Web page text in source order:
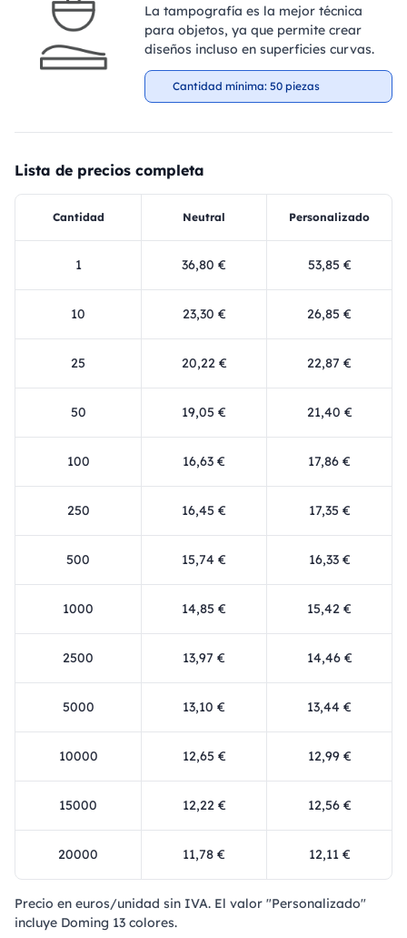
La tampografía es la mejor técnica
para objetos, ya que permite crear
diseños incluso en superficies curvas.
Cantidad mínima: 50 piezas
Lista de precios completa
Cantidad Neutral Personalizado
1 36,80 € 53,85 €
10 23,30 € 26,85 €
25 20,22 € 22,87 €
50 19,05 € 21,40 €
100 16,63 € 17,86 €
250 16,45 € 17,35 €
500 15,74 € 16,33 €
1000 14,85 € 15,42 €
2500 13,97 € 14,46 €
5000 13,10 € 13,44 €
10000 12,65 € 12,99 €
15000 12,22 € 12,56 €
20000 11,78 € 12,11 €
Precio en euros/unidad sin IVA. El valor "Personalizado"
incluye Doming 13 colores.